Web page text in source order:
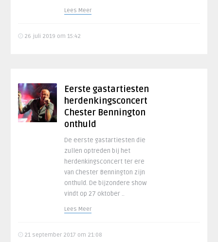
Lees Meer
26 juli 2019 om 15:42
Eerste gastartiesten
herdenkingsconcert
Chester Bennington
onthuld
De eerste gastartiesten die
zullen optreden bij het
herdenkingsconcert ter ere
van Chester Bennington zijn
onthuld. De bijzondere show
vindt op 27 oktober ..
Lees Meer
21 september 2017 om 21:08